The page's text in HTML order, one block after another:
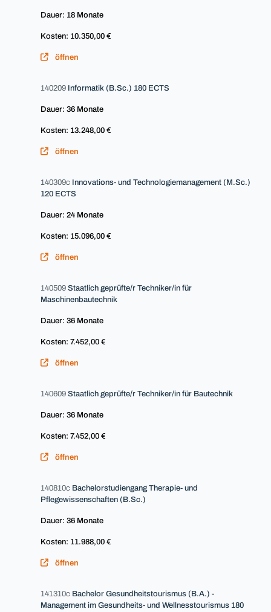
Dauer: 18 Monate
Kosten: 10.350,00 €
öffnen
140209 Informatik (B.Sc.) 180 ECTS
Dauer: 36 Monate
Kosten: 13.248,00 €
öffnen
140309c Innovations- und Technologiemanagement (M.Sc.)
120 ECTS
Dauer: 24 Monate
Kosten: 15.096,00 €
öffnen
140509 Staatlich geprüfte/r Techniker/in für
Maschinenbautechnik
Dauer: 36 Monate
Kosten: 7.452,00 €
öffnen
140609 Staatlich geprüfte/r Techniker/in für Bautechnik
Dauer: 36 Monate
Kosten: 7.452,00 €
öffnen
140810c Bachelorstudiengang Therapie- und
Pflegewissenschaften (B.Sc.)
Dauer: 36 Monate
Kosten: 11.988,00 €
öffnen
141310c Bachelor Gesundheitstourismus (B.A.) -
Management im Gesundheits- und Wellnesstourismus 180